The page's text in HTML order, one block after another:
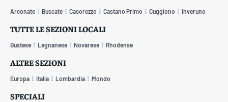
Arconate Buscate Casorezzo Castano Primo Cuggiono Inveruno
TUTTE LE SEZIONI LOCALI
Bustese Legnanese Novarese Rhodense
ALTRE SEZIONI
Europa Italia Lombardia Mondo
SPECIALI